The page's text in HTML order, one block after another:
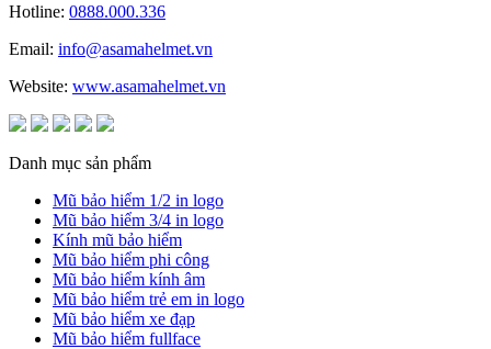
Hotline: 0888.000.336
Email: info@asamahelmet.vn
Website: www.asamahelmet.vn
Danh mục sản phẩm
Mũ bảo hiểm 1/2 in logo
Mũ bảo hiểm 3/4 in logo
Kính mũ bảo hiểm
Mũ bảo hiểm phi công
Mũ bảo hiểm kính âm
Mũ bảo hiểm trẻ em in logo
Mũ bảo hiểm xe đạp
Mũ bảo hiểm fullface